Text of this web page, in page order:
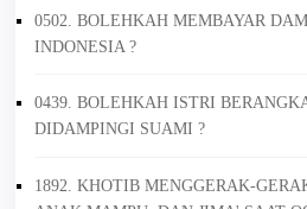
0502. BOLEHKAH MEMBAYAR
INDONESIA ?
0439. BOLEHKAH ISTRI
DIDAMPINGI SUAMI ?
1892. KHOTIB MENGGERAK-